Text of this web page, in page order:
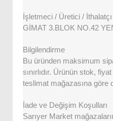
İşletmeci / Üretici / İthalatçı
GİMAT 3.BLOK NO.42
Bilgilendirme
Bu üründen maksimum
sınırlıdır. Ürünün stok,
teslimat mağazasına göre
İade ve Değişim Koşulları
Sarıyer Market